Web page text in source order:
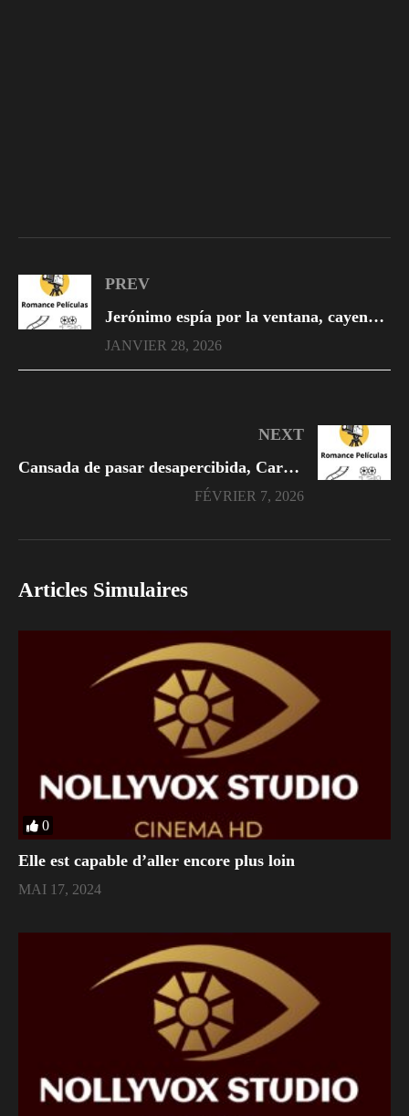
PREV
Jerónimo espía por la ventana, cayendo en la trampa para ser atrapado y sentenciado a una condena de 6 años tras las rejas.
JANVIER 28, 2026
NEXT
Cansada de pasar desapercibida, Carolina quiere acercarse al grupo de chicas populares
FÉVRIER 7, 2026
Articles Simulaires
0
Elle est capable d’aller encore plus loin
MAI 17, 2024